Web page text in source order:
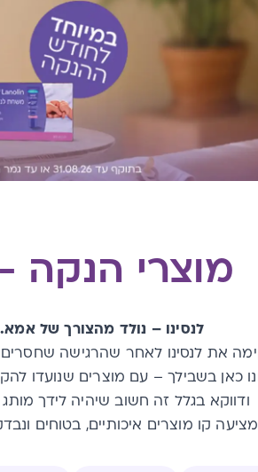
מוצרי הנקה -
לנסינו – נולד מהצורך של
ומניקה הקימה את לנסינו לאחר
כאן בשבילך – עם מוצרים שנועדו
ודווקא בגלל זה חשוב שיהיה לידך
מציעה קו מוצרים איכותיים, בטוחים